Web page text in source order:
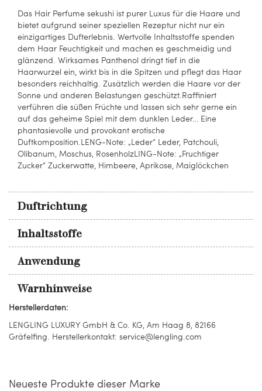
Das Hair Perfume sekushi ist purer Luxus für die Haare und
bietet aufgrund seiner speziellen Rezeptur nicht nur ein
einzigartiges Dufterlebnis. Wertvolle Inhaltsstoffe spenden
dem Haar Feuchtigkeit und machen es geschmeidig und
glänzend. Wirksames Panthenol dringt tief in die
Haarwurzel ein, wirkt bis in die Spitzen und pflegt das Haar
besonders reichhaltig. Zusätzlich werden die Haare vor der
Sonne und anderen Belastungen geschützt.Raffiniert
verführen die süßen Früchte und lassen sich sehr gerne ein
auf das geheime Spiel mit dem dunklen Leder… Eine
phantasievolle und provokant erotische
Duftkomposition.LENG-Note: „Leder“ Leder, Patchouli,
Olibanum, Moschus, RosenholzLING-Note: „Fruchtiger
Zucker“ Zuckerwatte, Himbeere, Aprikose, Maiglöckchen
Duftrichtung
Inhaltsstoffe
Anwendung
Warnhinweise
Herstellerdaten:
LENGLING LUXURY GmbH & Co. KG, Am Haag 8, 82166
Gräfelfing. Herstellerkontakt: service@lengling.com
Neueste Produkte dieser Marke